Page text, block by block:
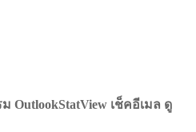
OutlookStatView เช็คอีเมล ดู